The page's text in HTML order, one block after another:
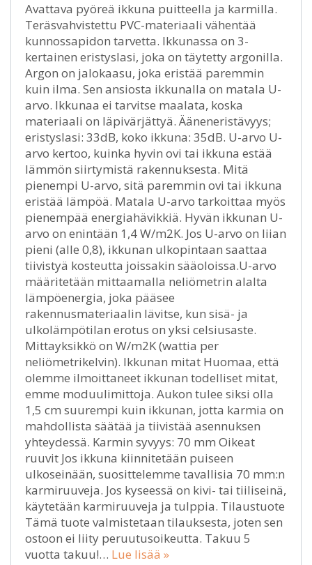
Avattava pyöreä ikkuna puitteella ja karmilla.
Teräsvahvistettu PVC-materiaali vähentää
kunnossapidon tarvetta. Ikkunassa on 3-
kertainen eristyslasi, joka on täytetty argonilla.
Argon on jalokaasu, joka eristää paremmin
kuin ilma. Sen ansiosta ikkunalla on matala U-
arvo. Ikkunaa ei tarvitse maalata, koska
materiaali on läpivärjättyä. Ääneneristävyys;
eristyslasi: 33dB, koko ikkuna: 35dB. U-arvo U-
arvo kertoo, kuinka hyvin ovi tai ikkuna estää
lämmön siirtymistä rakennuksesta. Mitä
pienempi U-arvo, sitä paremmin ovi tai ikkuna
eristää lämpöä. Matala U-arvo tarkoittaa myös
pienempää energiahävikkiä. Hyvän ikkunan U-
arvo on enintään 1,4 W/m2K. Jos U-arvo on liian
pieni (alle 0,8), ikkunan ulkopintaan saattaa
tiivistyä kosteutta joissakin sääoloissa.U-arvo
määritetään mittaamalla neliömetrin alalta
lämpöenergia, joka pääsee
rakennusmateriaalin lävitse, kun sisä- ja
ulkolämpötilan erotus on yksi celsiusaste.
Mittayksikkö on W/m2K (wattia per
neliömetrikelvin). Ikkunan mitat Huomaa, että
olemme ilmoittaneet ikkunan todelliset mitat,
emme moduulimittoja. Aukon tulee siksi olla
1,5 cm suurempi kuin ikkunan, jotta karmia on
mahdollista säätää ja tiivistää asennuksen
yhteydessä. Karmin syvyys: 70 mm Oikeat
ruuvit Jos ikkuna kiinnitetään puiseen
ulkoseinään, suosittelemme tavallisia 70 mm:n
karmiruuveja. Jos kyseessä on kivi- tai tiiliseinä,
käytetään karmiruuveja ja tulppia. Tilaustuote
Tämä tuote valmistetaan tilauksesta, joten sen
ostoon ei liity peruutusoikeutta. Takuu 5
vuotta takuu!… Lue lisää »